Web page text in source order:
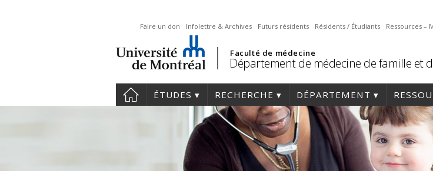
Faire un don Infolettre & Archives Futurs résidents Résidents / Étudiants Ressources –
Faculté de médecine
Département de médecine de famille et
ÉTUDES RECHERCHE DÉPARTEMENT